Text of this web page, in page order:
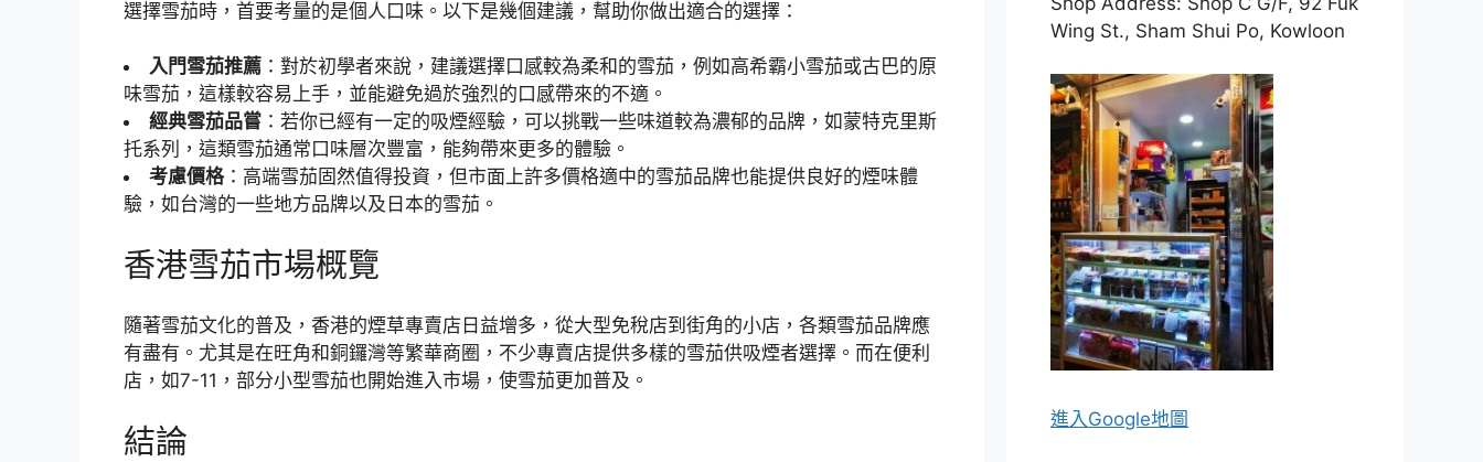
選擇雪茄時，首要考量的是個人口味。以下是幾個建議，幫助你做出適合的選擇：
入門雪茄推薦 ：對於初學者來說，建議選擇口感較為柔和的雪茄，例如高希霸小雪茄或古巴的原
味雪茄，這樣較容易上手，並能避免過於強烈的口感帶來的不適。
經典雪茄品嘗 ：若你已經有一定的吸煙經驗，可以挑戰一些味道較為濃郁的品牌，如蒙特克里斯
托系列，這類雪茄通常口味層次豐富，能夠帶來更多的體驗。
考慮價格：高端雪茄固然值得投資，但市面上許多價格適中的雪茄品牌也能提供良好的煙味體
驗，如台灣的一些地方品牌以及日本的雪茄。
香港雪茄市場概覽
隨著雪茄文化的普及，香港的煙草專賣店日益增多，從大型免稅店到街角的小店，各類雪茄品牌應
有盡有。尤其是在旺角和銅鑼灣等繁華商圈，不少專賣店提供多樣的雪茄供吸煙者選擇。而在便利
店，如7-11，部分小型雪茄也開始進入市場，使雪茄更加普及。
結論
Wing St., Sham Shui Po, Kowloon
進入Google地圖